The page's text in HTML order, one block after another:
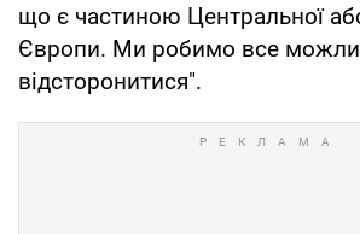
що є частиною Центральної
Європи. Ми робимо все
відсторонитися".